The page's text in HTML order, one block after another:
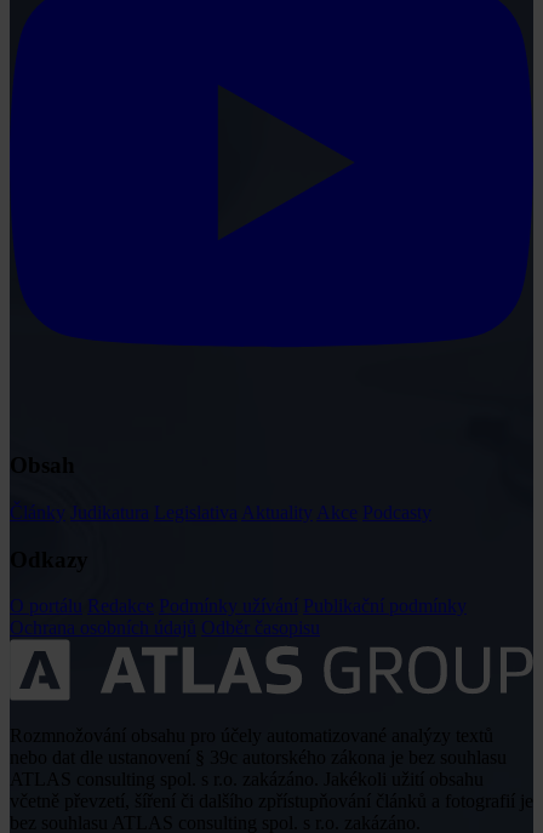
Články Judikatura Legislativa Aktuality Akce Podcasty
O portálu Redakce Podmínky užívání Publikační podmínky
Ochrana osobních údajů Odběr časopisu
včetně převzetí, šíření či dalšího zpřístupňování článků a fotografií je